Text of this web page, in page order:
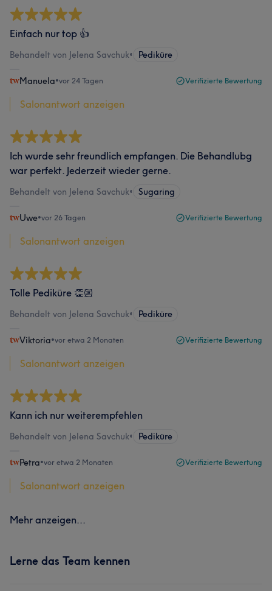
Einfach nur top 👍
Behandelt von Jelena Savchuk• Pediküre
Manuela•vor 24 Tagen Verifizierte Bewertung
Salonantwort anzeigen
Ich wurde sehr freundlich empfangen. Die Behandlubg
war perfekt. Jederzeit wieder gerne.
Behandelt von Jelena Savchuk• Sugaring
Uwe•vor 26 Tagen Verifizierte Bewertung
Salonantwort anzeigen
Tolle Pediküre 👏🏼
Behandelt von Jelena Savchuk• Pediküre
Viktoria•vor etwa 2 Monaten Verifizierte Bewertung
Salonantwort anzeigen
Kann ich nur weiterempfehlen
Behandelt von Jelena Savchuk• Pediküre
Petra•vor etwa 2 Monaten Verifizierte Bewertung
Salonantwort anzeigen
Mehr anzeigen...
Lerne das Team kennen